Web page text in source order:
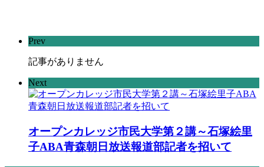
Prev
記事がありません
Next
オープンカレッジ市民大学第２講～石塚絵里
子ABA青森朝日放送報道部記者を招いて